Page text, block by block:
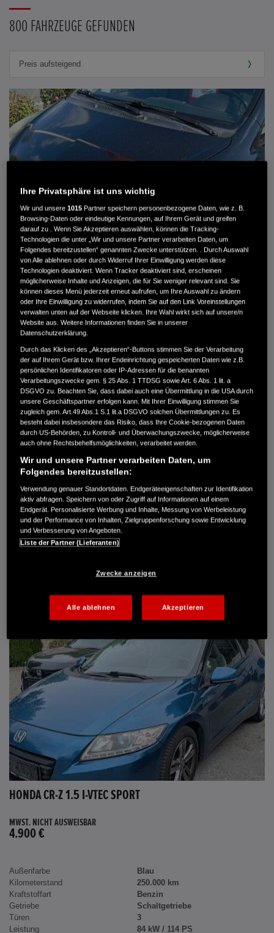
800 FAHRZEUGE GEFUNDEN
MWST. NICHT AUSWEISBAR
3.900 €
Außenfarbe
crystal black pearl
Kilometerstand
166.000 km
Kraftstoffart
Super
Getriebe
Automatik
Türen
5
Leistung
61 kW / 83 PS
Hubraum
1.339 cm³
Erstzulassung
10.2007
Bauart
Limousine
AUTO HARKE GMBH
Randersweide 59-63
21035 Hamburg
+49 40 735 935 0
DETAILS
HONDA CR-Z 1.5 I-VTEC SPORT
MWST. NICHT AUSWEISBAR
4.900 €
Außenfarbe
Blau
Kilometerstand
250.000 km
Kraftstoffart
Benzin
Getriebe
Schaltgetriebe
Türen
3
Leistung
84 kW / 114 PS
Ihre Privatsphäre ist uns wichtig
Wir und unsere1015 Partner speichern personenbezogene Daten, wie z. B.
Browsing-Daten oder eindeutige Kennungen, auf Ihrem Gerät und greifen
darauf zu . Wenn Sie Akzeptieren auswählen, können die Tracking-
Technologien die unter „Wir und unsere Partner verarbeiten Daten, um
Folgendes bereitzustellen“ genannten Zwecke unterstützen. . Durch Auswahl
von Alle ablehnen oder durch Widerruf Ihrer Einwilligung werden diese
Technologien deaktiviert. Wenn Tracker deaktiviert sind, erscheinen
möglicherweise Inhalte und Anzeigen, die für Sie weniger relevant sind. Sie
können dieses Menü jederzeit erneut aufrufen, um Ihre Auswahl zu ändern
oder Ihre Einwilligung zu widerrufen, indem Sie auf den Link Voreinstellungen
verwalten unten auf der Webseite klicken. Ihre Wahl wirkt sich auf unsere/n
Website aus. Weitere Informationen finden Sie in unserer
Datenschutzerklärung.
Durch das Klicken des „Akzeptieren“-Buttons stimmen Sie der Verarbeitung
der auf Ihrem Gerät bzw. Ihrer Endeinrichtung gespeicherten Daten wie z.B.
persönlichen Identifikatoren oder IP-Adressen für die benannten
Verarbeitungszwecke gem. § 25 Abs. 1 TTDSG sowie Art. 6 Abs. 1 lit. a
DSGVO zu. Beachten Sie, dass dabei auch eine Übermittlung in die USA durch
unsere Geschäftspartner erfolgen kann. Mit Ihrer Einwilligung stimmen Sie
zugleich gem. Art.49 Abs.1 S.1 lit.a DSGVO solchen Übermittlungen zu. Es
besteht dabei insbesondere das Risiko, dass Ihre Cookie-bezogenen Daten
durch US-Behörden, zu Kontroll- und Überwachungszwecke, möglicherweise
auch ohne Rechtsbehelfsmöglichkeiten, verarbeitet werden.
Wir und unsere Partner verarbeiten Daten, um
Folgendes bereitzustellen:
Verwendung genauer Standortdaten. Endgeräteeigenschaften zur Identifikation
aktiv abfragen. Speichern von oder Zugriff auf Informationen auf einem
Endgerät. Personalisierte Werbung und Inhalte, Messung von Werbeleistung
und der Performance von Inhalten, Zielgruppenforschung sowie Entwicklung
und Verbesserung von Angeboten.
Liste der Partner (Lieferanten)
Zwecke anzeigen
Alle ablehnen Akzeptieren